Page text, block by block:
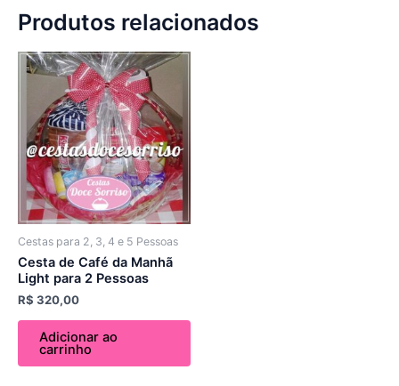
Produtos relacionados
Cestas para 2, 3, 4 e 5 Pessoas
Cesta de Café da Manhã
Light para 2 Pessoas
R$ 320,00
Adicionar ao
carrinho